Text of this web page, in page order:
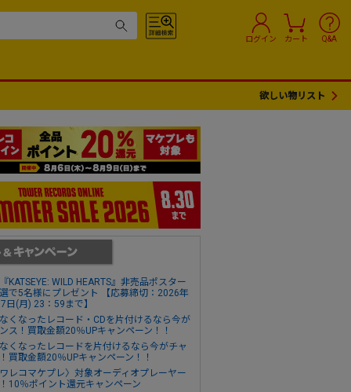
ログイン カート Q&A
欲しい物リスト
KATSEYE: WILD HEARTS』非売品ポスター
で5名様にプレゼント 【応募締切：2026年
日(月) 23：59まで】
くなったレコード・CDを片付けるなら今が
ス！買取金額20％UPキャンペーン！！
くなったレコードを片付けるなら今がチャ
買取金額20％UPキャンペーン！！
ワレコマケプレ〉対象オーディオプレーヤー
10％ポイント還元キャンペーン